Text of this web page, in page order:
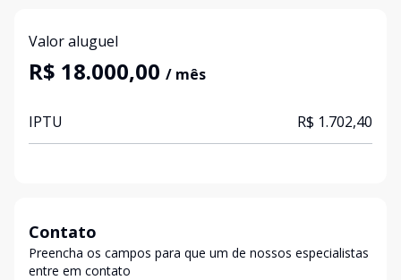
Valor aluguel
R$ 18.000,00 / mês
IPTU R$ 1.702,40
Contato
Preencha os campos para que um de nossos especialistas
entre em contato